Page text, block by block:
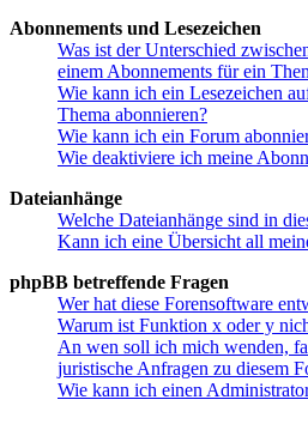
Abonnements und Lesezeichen
Was ist der Unterschied
einem Abonnements für ein
Wie kann ich ein Lesezeichen
Thema abonnieren?
Wie kann ich ein Forum
Wie deaktiviere ich meine
Dateianhänge
Welche Dateianhänge sind in
Kann ich eine Übersicht all
phpBB betreffende Fragen
Wer hat diese Forensoftware
Warum ist Funktion x oder y
An wen soll ich mich wenden,
juristische Anfragen zu diesem
Wie kann ich einen